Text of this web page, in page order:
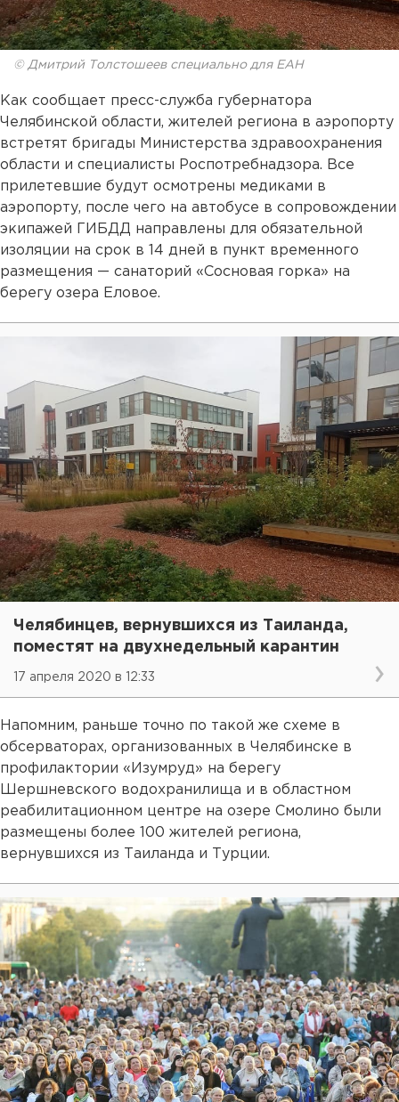
© Дмитрий Толстошеев специально для ЕАН
Как сообщает пресс-служба губернатора
Челябинской области, жителей региона в аэропорту
встретят бригады Министерства здравоохранения
области и специалисты Роспотребнадзора. Все
прилетевшие будут осмотрены медиками в
аэропорту, после чего на автобусе в сопровождении
экипажей ГИБДД направлены для обязательной
изоляции на срок в 14 дней в пункт временного
размещения — санаторий «Сосновая горка» на
берегу озера Еловое.
Челябинцев, вернувшихся из Таиланда,
поместят на двухнедельный карантин
17 апреля 2020 в 12:33
Напомним, раньше точно по такой же схеме в
обсерваторах, организованных в Челябинске в
профилактории «Изумруд» на берегу
Шершневского водохранилища и в областном
реабилитационном центре на озере Смолино были
размещены более 100 жителей региона,
вернувшихся из Таиланда и Турции.